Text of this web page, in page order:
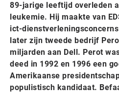
89-jarige leeftijd overleden
leukemie. Hij maakte van
ict-
later zijn tweede bedrijf
miljarden aan Dell. Perot
deed in 1992 en 1996 een
Amerikaanse
populistisch kandidaat.